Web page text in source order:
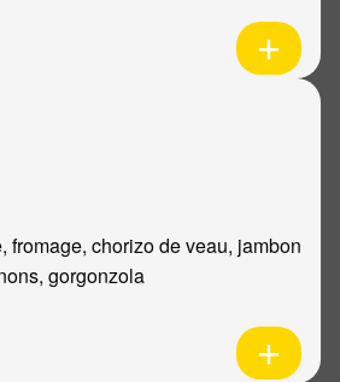
fromage, chorizo de veau, jambon
gorgonzola